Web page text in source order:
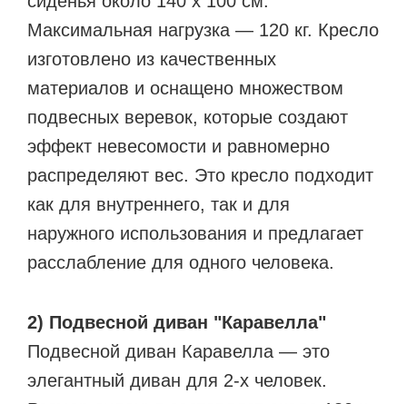
Максимальная нагрузка — 120 кг. Кресло
изготовлено из качественных
материалов и оснащено множеством
подвесных веревок, которые создают
эффект невесомости и равномерно
распределяют вес. Это кресло подходит
как для внутреннего, так и для
наружного использования и предлагает
расслабление для одного человека.
2) Подвесной диван "Каравелла"
Подвесной диван Каравелла — это
элегантный диван для 2-х человек.